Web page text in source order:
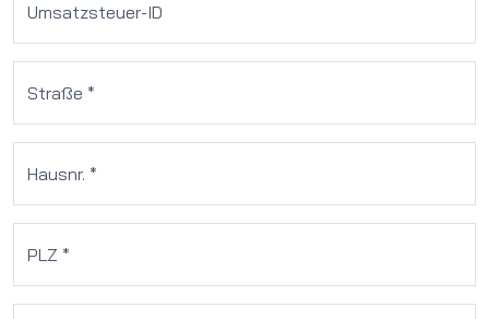
Umsatzsteuer-ID
Straße *
Hausnr. *
PLZ *